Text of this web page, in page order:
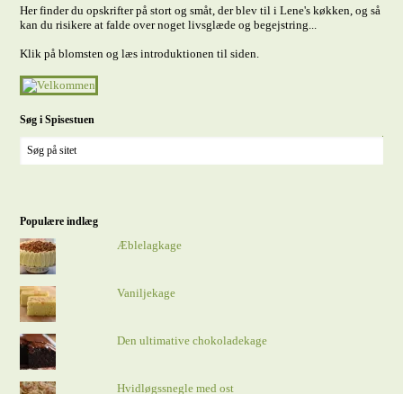
Her finder du opskrifter på stort og småt, der blev til i Lene's køkken, og så
kan du risikere at falde over noget livsglæde og begejstring...
Klik på blomsten og læs introduktionen til siden.
Søg i Spisestuen
Populære indlæg
Æblelagkage
Vaniljekage
Den ultimative chokoladekage
Hvidløgssnegle med ost